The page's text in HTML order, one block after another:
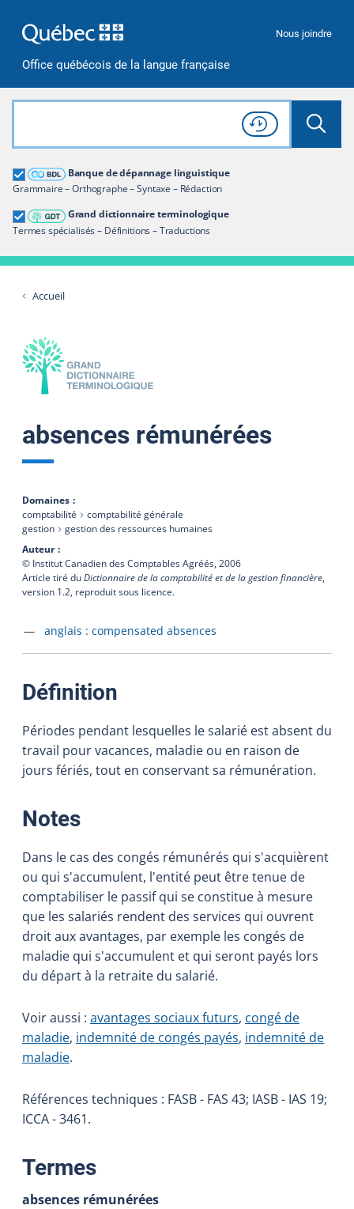
Office québécois de la langue française
Nous joindre
Rechercher dans tout le site
Lancer
Consulter l'
Historique
de recherche
Banque de dépannage linguistique
Grammaire – Orthographe – Syntaxe – Rédaction
Grand dictionnaire terminologique
Termes spécialisés – Définitions – Traductions
Grand dictionnaire terminologique
Restreindre aux termes
Accueil
absences rémunérées
Domaines
comptabilité
comptabilité générale
gestion
gestion des ressources humaines
Auteur
© Institut Canadien des Comptables Agréés, 2006
Article tiré duDictionnaire de la comptabilité et de la gestion financière,
version 1.2, reproduit sous licence.
Accéder à la fiche en
anglais : compensated absences
Définition
Périodes pendant lesquelles le salarié est absent du
travail pour vacances, maladie ou en raison de
jours fériés, tout en conservant sa rémunération.
Notes:
Dans le cas des congés rémunérés qui s'acquièrent
ou qui s'accumulent, l'entité peut être tenue de
comptabiliser le passif qui se constitue à mesure
que les salariés rendent des services qui ouvrent
droit aux avantages, par exemple les congés de
maladie qui s'accumulent et qui seront payés lors
du départ à la retraite du salarié.
Voir aussi : avantages sociaux futurs, congé de
maladie, indemnité de congés payés, indemnité de
maladie.
Références techniques : FASB - FAS 43; IASB - IAS 19;
ICCA - 3461.
Termes:
absences rémunérées